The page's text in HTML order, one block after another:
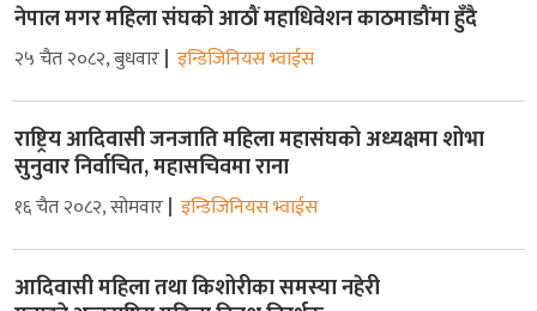
नेपाल मगर महिला संघको आठौं महाधिवेशन काठमाडौंमा हुँदै
२५ चैत २०८२, बुधवार इन्डिजिनियस भ्वाईस
राष्ट्रिय आदिवासी जनजाति महिला महासंघको अध्यक्षमा शोभा
सुनुवार निर्वाचित, महासचिवमा राना
१६ चैत २०८२, सोमवार इन्डिजिनियस भ्वाईस
आदिवासी महिला तथा किशोरीका समस्या नहेरी